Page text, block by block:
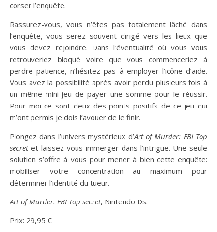
corser l’enquête.
Rassurez-vous, vous n’êtes pas totalement lâché dans
l’enquête, vous serez souvent dirigé vers les lieux que
vous devez rejoindre. Dans l’éventualité où vous vous
retrouveriez bloqué voire que vous commenceriez à
perdre patience, n’hésitez pas à employer l’icône d’aide.
Vous avez la possibilité après avoir perdu plusieurs fois à
un même mini-jeu de payer une somme pour le réussir.
Pour moi ce sont deux des points positifs de ce jeu qui
m’ont permis je dois l’avouer de le finir.
Plongez dans l’univers mystérieux d’Art of Murder: FBI Top
secret et laissez vous immerger dans l’intrigue. Une seule
solution s’offre à vous pour mener à bien cette enquête:
mobiliser votre concentration au maximum pour
déterminer l’identité du tueur.
Art of Murder: FBI Top secret, Nintendo Ds.
Prix: 29,95 €